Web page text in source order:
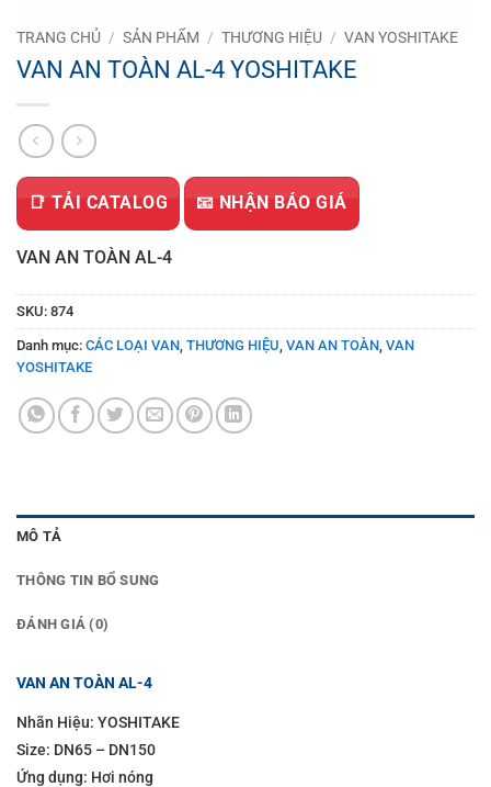
TRANG CHỦ / SẢN PHẨM / THƯƠNG HIỆU / VAN YOSHITAKE
VAN AN TOÀN AL-4 YOSHITAKE
📑 TẢI CATALOG 📧 NHẬN BÁO GIÁ
VAN AN TOÀN AL-4
SKU: 874
Danh mục: CÁC LOẠI VAN THƯƠNG HIỆU VAN AN TOÀN VAN
YOSHITAKE
MÔ TẢ
THÔNG TIN BỔ SUNG
ĐÁNH GIÁ (0)
VAN AN TOÀN AL-4
Nhãn Hiệu: YOSHITAKE
Size: DN65 – DN150
Ứng dụng: Hơi nóng